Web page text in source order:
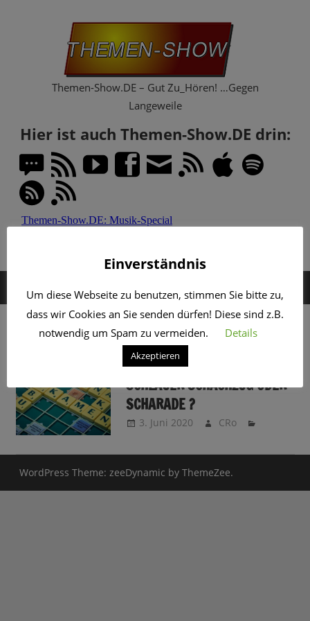
Themen-Show.DE – Gut Zu_Hören! …Gegen
Langeweile
Hier ist auch Themen-Show.DE drin:
MENÜ
SCHLAGWORT:WHO
USA RAUS AUS DER WHO.
SCHLAUER SCHACHZUG ODER
SCHARADE ?
3. Juni 2020 CRo
WordPress Theme: zeeDynamic by ThemeZee.
Einverständnis
Um diese Webseite zu benutzen, stimmen Sie bitte zu,
dass wir Cookies an Sie senden dürfen! Diese sind z.B.
notwendig um Spam zu vermeiden.
Details
Akzeptieren